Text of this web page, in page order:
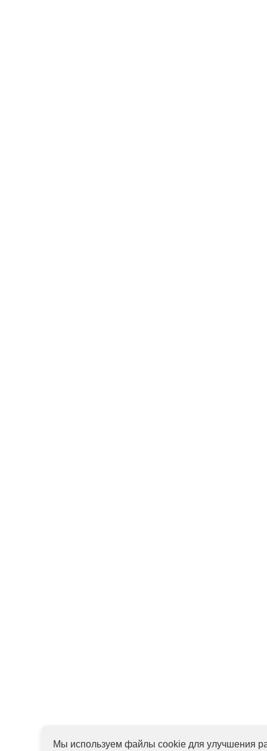
Мы используем файлы cookie для улучшения